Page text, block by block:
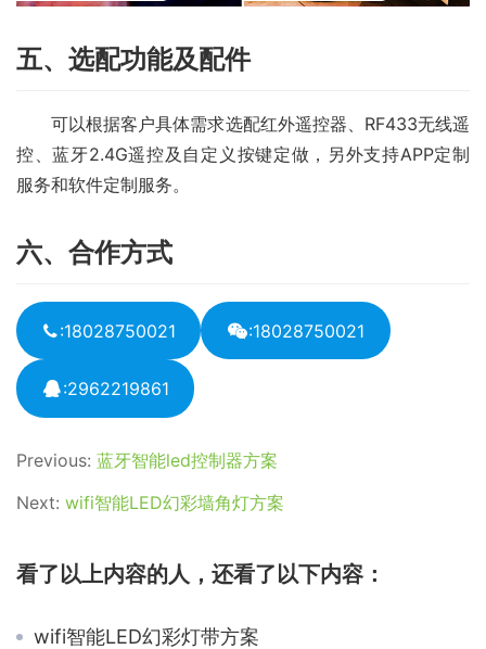
五、选配功能及配件
可以根据客户具体需求选配红外遥控器、RF433无线遥
控、蓝牙2.4G遥控及自定义按键定做，另外支持APP定制
服务和软件定制服务。
六、合作方式
:18028750021 :18028750021
:2962219861
Previous: 蓝牙智能led控制器方案
Next: wifi智能LED幻彩墙角灯方案
看了以上内容的人，还看了以下内容：
wifi智能LED幻彩灯带方案